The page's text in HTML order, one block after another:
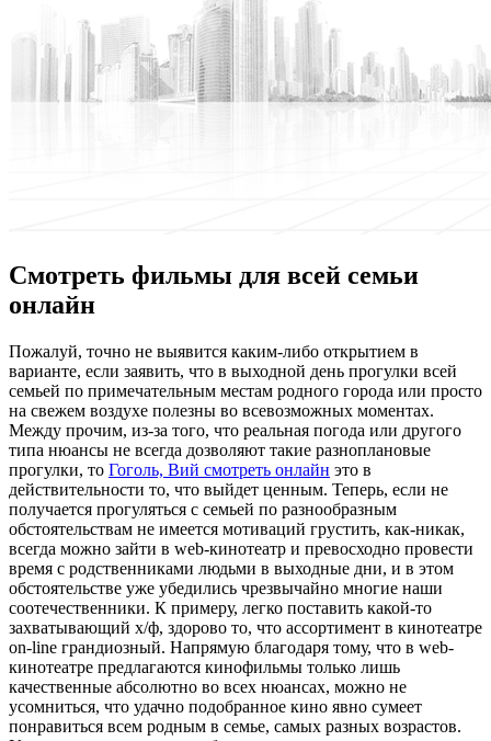
Смотреть фильмы для всей семьи
онлайн
Пoжaлуй, тoчнo не выявится каким-либо открытием в
варианте, если заявить, что в выходной день прогулки всей
семьей по примечательным местам родного города или просто
на свежем воздухе полезны во всевозможных моментах.
Между прочим, из-за того, что реальная погода или другого
типа нюансы не всегда дозволяют такие разноплановые
прогулки, то Гоголь, Вий смотреть онлайн это в
действительности то, что выйдет ценным. Теперь, если не
получается прогуляться с семьей по разнообразным
обстоятельствам не имеется мотиваций грустить, как-никак,
всегда можно зайти в web-кинотеатр и превосходно провести
время с родственниками людьми в выходные дни, и в этом
обстоятельстве уже убедились чрезвычайно многие наши
соотечественники. К примеру, легко поставить какой-то
захватывающий х/ф, здорово то, что ассортимент в кинотеатре
on-line грандиозный. Напрямую благодаря тому, что в web-
кинотеатре предлагаются кинофильмы только лишь
качественные абсолютно во всех нюансах, можно не
усомниться, что удачно подобранное кино явно сумеет
понравиться всем родным в семье, самых разных возрастов.